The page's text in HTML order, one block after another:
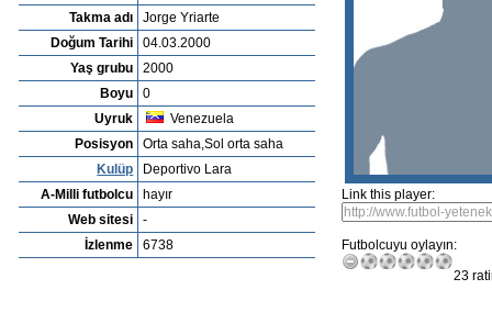
Takma adı
Jorge Yriarte
Doğum Tarihi
04.03.2000
Yaş grubu
2000
Boyu
0
Uyruk
Venezuela
Posisyon
Orta saha,Sol orta saha
Kulüp
Deportivo Lara
A-Milli futbolcu
hayır
Web sitesi
-
İzlenme
6738
Link this player:
Futbolcuyu oylayın:
23